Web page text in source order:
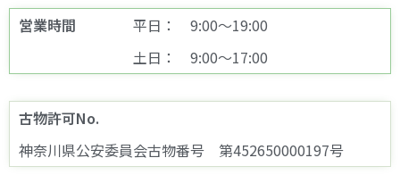
営業時間
平日： 9:00～19:00
土日： 9:00～17:00
古物許可No.
神奈川県公安委員会古物番号 第452650000197号